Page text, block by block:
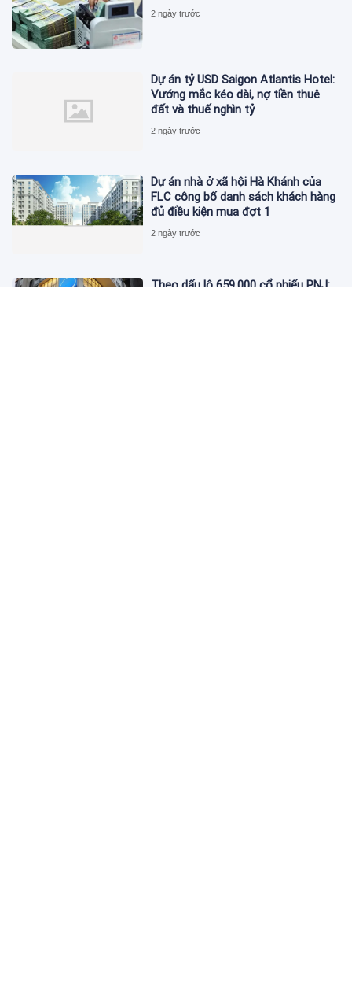
2 ngày trước
Dự án tỷ USD Saigon Atlantis Hotel:
Vướng mắc kéo dài, nợ tiền thuê
đất và thuế nghìn tỷ
2 ngày trước
Dự án nhà ở xã hội Hà Khánh của
FLC công bố danh sách khách hàng
đủ điều kiện mua đợt 1
2 ngày trước
Theo dấu lô 659.000 cổ phiếu PNJ: